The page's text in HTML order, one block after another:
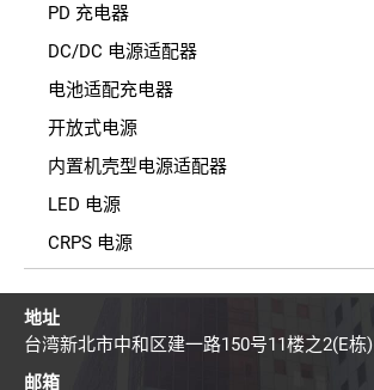
PD 充电器
DC/DC 电源适配器
电池适配充电器
开放式电源
内置机壳型电源适配器
LED 电源
CRPS 电源
地址
台湾新北市中和区建一路150号11楼之2(E栋)
邮箱